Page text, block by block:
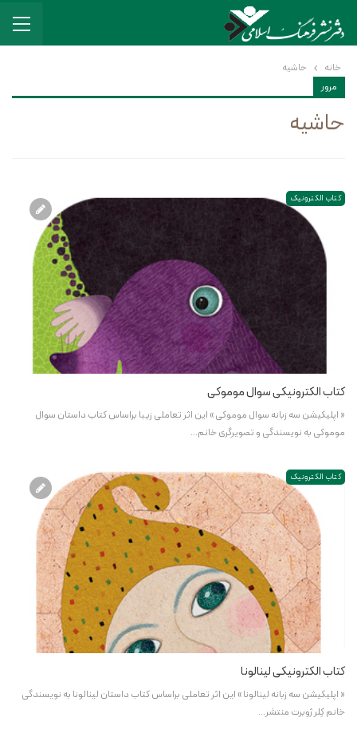
خانه
حاشیه
مرور
حاشیه
کتاب الکترونیک
کتاب الکترونیکی سوال موموکی
« اپلیکیشن سه زبانه سوال موموکی » این اثر تعاملی زیبا براساس کتاب داستان سوال
موموکی به نویسندگی و تصویرگری خانم…
کتاب الکترونیک
کتاب الکترونیکی لینالونا
« اپلیکیشن سه زبانه لینالونا » این اثر تعاملی براساس کتاب داستان لینالونا به نویسندگی
خانم کِلر ژوبرت منتشر…